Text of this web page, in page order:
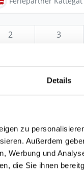
Details
zu
Außerdem
Werbung und
die Sie ihnen
2 3
zurück in die
die sich um
gruppieren.
. Das